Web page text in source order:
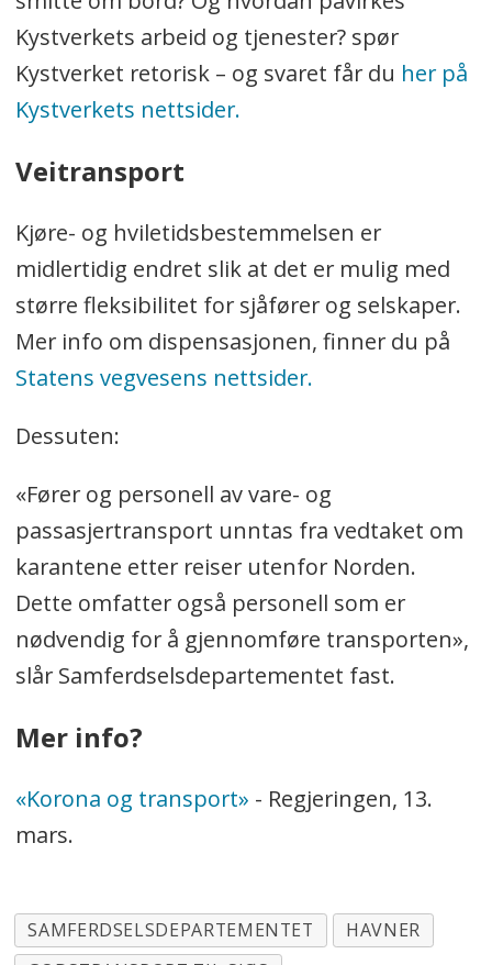
Kystverkets arbeid og tjenester? spør
Kystverket retorisk – og svaret får du her på
Kystverkets nettsider.
Veitransport
Kjøre- og hviletidsbestemmelsen er
midlertidig endret slik at det er mulig med
større fleksibilitet for sjåfører og selskaper.
Mer info om dispensasjonen, finner du på
Statens vegvesens nettsider.
Dessuten:
«Fører og personell av vare- og
passasjertransport unntas fra vedtaket om
karantene etter reiser utenfor Norden.
Dette omfatter også personell som er
nødvendig for å gjennomføre transporten»,
slår Samferdselsdepartementet fast.
Mer info?
«Korona og transport» - Regjeringen, 13.
mars.
SAMFERDSELSDEPARTEMENTET
HAVNER